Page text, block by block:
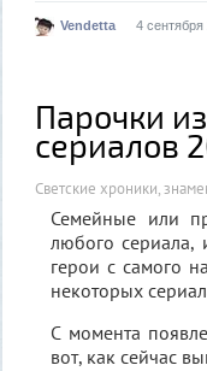
Vendetta 4
Парочки
сериалов
Светские хроники,
Семейные или
любого сериала,
герои с самого
некоторых
С момента
вот, как сейчас